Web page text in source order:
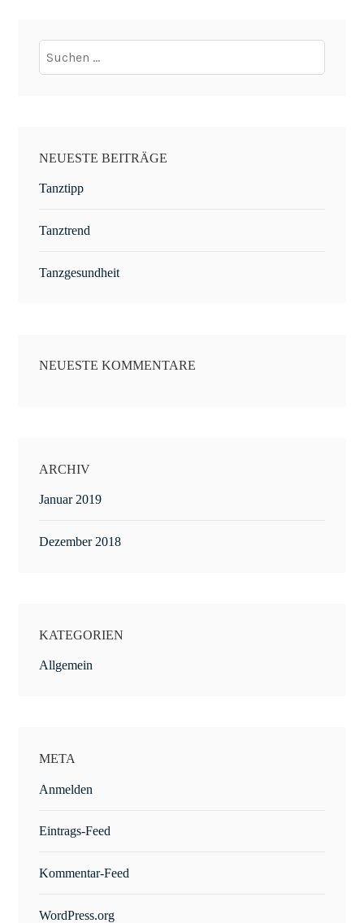
Suchen
nach:
NEUESTE BEITRÄGE
Tanztipp
Tanztrend
Tanzgesundheit
NEUESTE KOMMENTARE
ARCHIV
Januar 2019
Dezember 2018
KATEGORIEN
Allgemein
META
Anmelden
Eintrags-Feed
Kommentar-Feed
WordPress.org